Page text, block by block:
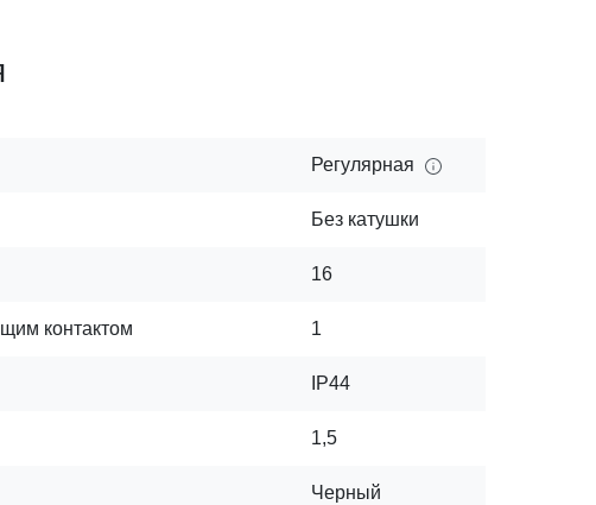
Регулярная
Без катушки
16
контактом 1
IP44
1,5
Черный